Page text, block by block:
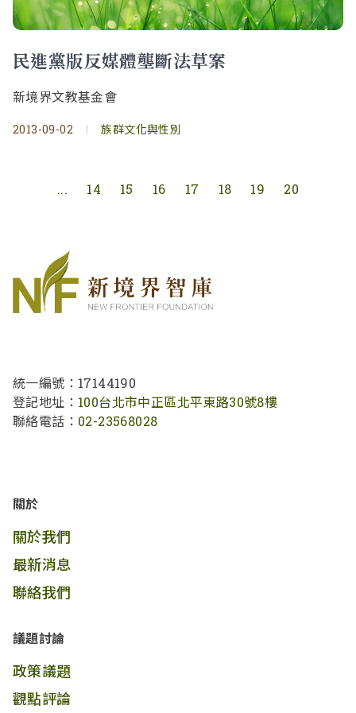
民進黨版反媒體壟斷法草案
新境界文教基金會
2013-09-02 | 族群文化與性別
... 14 15 16 17 18 19 20
統一編號：17144190
登記地址： 100台北市中正區北平東路30號8樓
聯絡電話： 02-23568028
關於
關於我們
最新消息
聯絡我們
議題討論
政策議題
觀點評論